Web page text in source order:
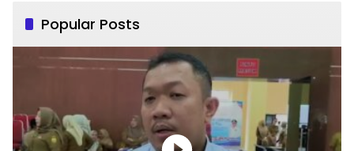
Popular Posts